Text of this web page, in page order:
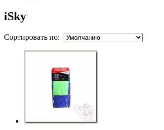
iSky
Сортировать по: